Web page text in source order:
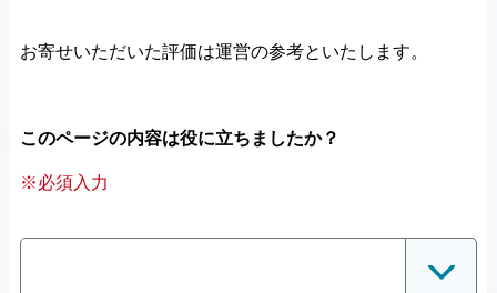
お寄せいただいた評価は運営の参考といたします。
このページの内容は役に立ちましたか？
※必須入力